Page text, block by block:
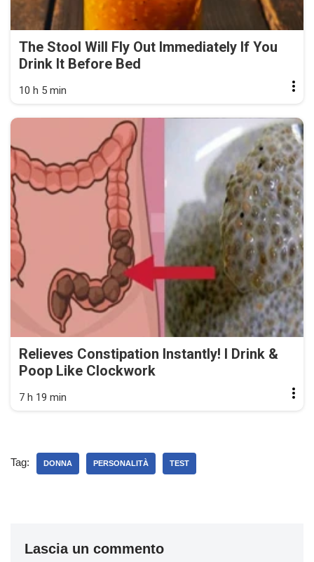
The Stool Will Fly Out Immediately If You
Drink It Before Bed
10 h 5 min
Relieves Constipation Instantly! I Drink &
Poop Like Clockwork
7 h 19 min
Tag: DONNA PERSONALITÀ TEST
Lascia un commento